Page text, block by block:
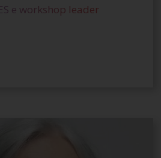
e workshop leader